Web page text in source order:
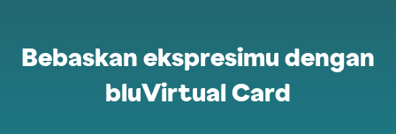
Bebaskan ekspresimu dengan
bluVirtual Card